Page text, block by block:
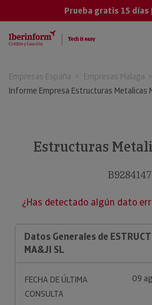
Prueba gratis 15 días
Empresas España Empresas Malaga
Informe Empresa Estructuras Metalicas
Estructuras
¿Has detectado algún dato
Datos Generales de
MA&JI SL
FECHA DE ÚLTIMA
CONSULTA
09